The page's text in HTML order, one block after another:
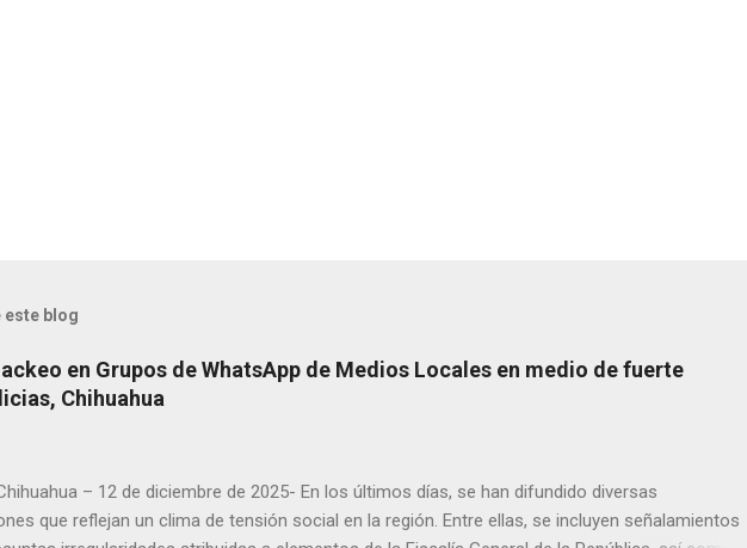
este blog
en Grupos de WhatsApp de Medios Locales en medio de fuerte
Chihuahua
– 12 de diciembre de 2025- En los últimos días, se han difundido diversas
que reflejan un clima de tensión social en la región. Entre ellas, se incluyen señalamientos